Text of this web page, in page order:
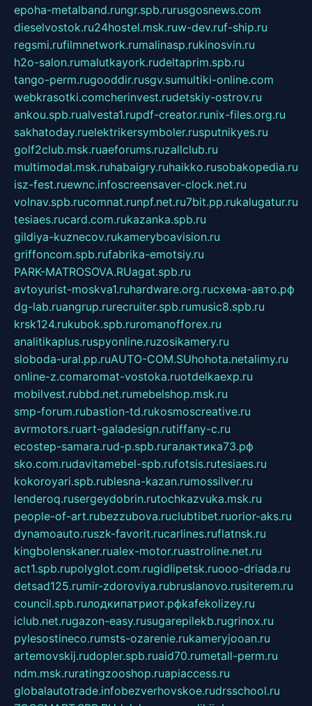
epoha-metalband.rungr.spb.rurusgosnews.com
dieselvostok.ru24hostel.msk.ruw-dev.ruf-ship.ru
regsmi.rufilmnetwork.rumalinasp.rukinosvin.ru
h2o-salon.rumalutkayork.rudeltaprim.spb.ru
tango-perm.rugooddir.rusgv.sumultiki-online.com
webkrasotki.comcherinvest.rudetskiy-ostrov.ru
ankou.spb.rualvesta1.rupdf-creator.runix-files.org.ru
sakhatoday.ruelektrikersymboler.rusputnikyes.ru
golf2club.msk.ruaeforums.ruzallclub.ru
multimodal.msk.ruhabaigry.ruhaikko.rusobakopedia.ru
isz-fest.ruewnc.infoscreensaver-clock.net.ru
volnav.spb.rucomnat.runpf.net.ru7bit.pp.rukalugatur.ru
tesiaes.rucard.com.rukazanka.spb.ru
gildiya-kuznecov.rukameryboavision.ru
griffoncom.spb.rufabrika-emotsiy.ru
PARK-MATROSOVA.RUagat.spb.ru
avtoyurist-moskva1.ruhardware.org.ruсхема-авто.рф
dg-lab.ruangrup.rurecruiter.spb.rumusic8.spb.ru
krsk124.rukubok.spb.ruromanofforex.ru
analitikaplus.ruspyonline.ruzosikamery.ru
sloboda-ural.pp.ruAUTO-COM.SUhohota.netalimy.ru
online-z.comaromat-vostoka.ruotdelkaexp.ru
mobilvest.rubbd.net.rumebelshop.msk.ru
smp-forum.rubastion-td.rukosmoscreative.ru
avrmotors.ruart-galadesign.rutiffany-c.ru
ecostep-samara.rud-p.spb.ruгалактика73.рф
sko.com.rudavitamebel-spb.rufotsis.rutesiaes.ru
kokoroyari.spb.rublesna-kazan.rumossilver.ru
lenderoq.rusergeydobrin.rutochkazvuka.msk.ru
people-of-art.rubezzubova.ruclubtibet.ruorior-aks.ru
dynamoauto.ruszk-favorit.rucarlines.ruflatnsk.ru
kingbolenskaner.rualex-motor.ruastroline.net.ru
act1.spb.rupolyglot.com.rugidlipetsk.ruooo-driada.ru
detsad125.rumir-zdoroviya.rubruslanovo.rusiterem.ru
council.spb.ruлодкипатриот.рфkafekolizey.ru
iclub.net.rugazon-easy.rusugarepilekb.rugrinox.ru
pylesostineco.rumsts-ozarenie.rukameryjooan.ru
artemovskij.rudopler.spb.ruaid70.rumetall-perm.ru
ndm.msk.ruratingzooshop.ruapiaccess.ru
globalautotrade.infobezverhovskoe.rudrsschool.ru